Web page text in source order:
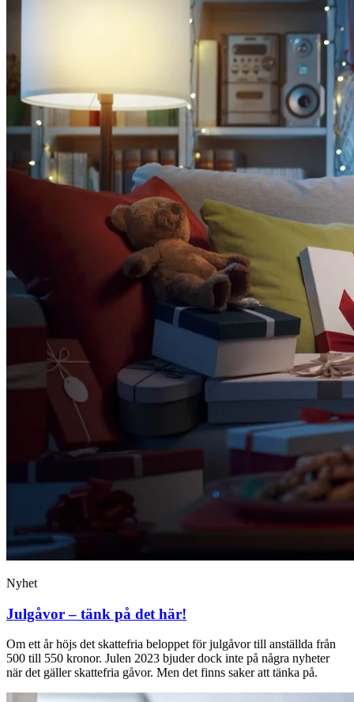
Nyhet
Julgåvor – tänk på det här!
Om ett år höjs det skattefria beloppet för julgåvor till anställda från
500 till 550 kronor. Julen 2023 bjuder dock inte på några nyheter
när det gäller skattefria gåvor. Men det finns saker att tänka på.